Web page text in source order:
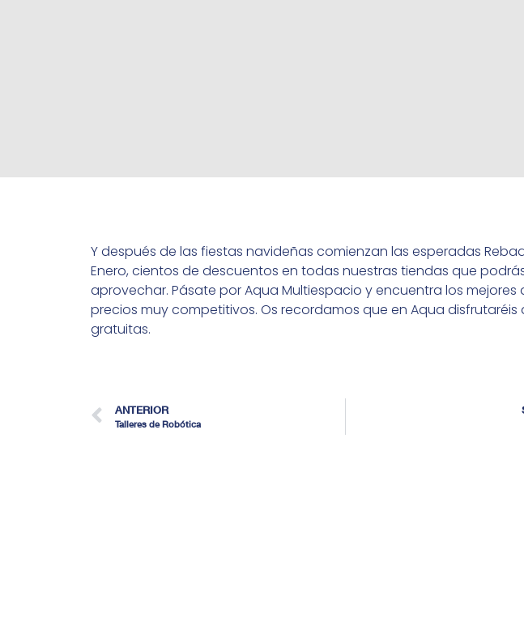
Y después de las fiestas navideñas comienzan las esperadas
Enero, cientos de descuentos en todas nuestras tiendas que
aprovechar. Pásate por Aqua Multiespacio y encuentra los mejores
precios muy competitivos. Os recordamos que en Aqua disfrutaréis
gratuitas.
ANTERIOR
Talleres de Robótica